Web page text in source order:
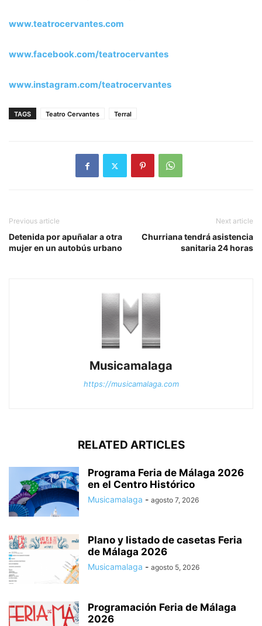
www.teatrocervantes.com
www.facebook.com/teatrocervantes
www.instagram.com/teatrocervantes
TAGS Teatro Cervantes Terral
Previous article
Detenida por apuñalar a otra
mujer en un autobús urbano
Next article
Churriana tendrá asistencia
sanitaria 24 horas
Musicamalaga
https://musicamalaga.com
RELATED ARTICLES
Programa Feria de Málaga 2026
en el Centro Histórico
Musicamalaga - agosto 7, 2026
Plano y listado de casetas Feria
de Málaga 2026
Musicamalaga - agosto 5, 2026
Programación Feria de Málaga
2026